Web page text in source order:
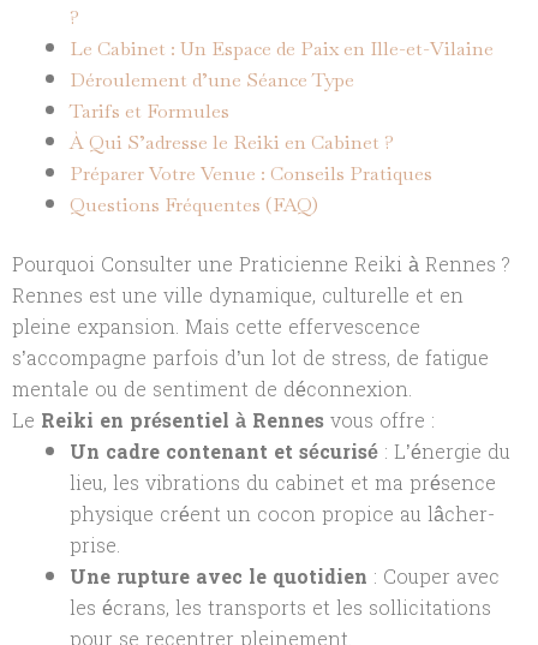
?
Le Cabinet : Un Espace de Paix en Ille-et-Vilaine
Déroulement d’une Séance Type
Tarifs et Formules
À Qui S’adresse le Reiki en Cabinet ?
Préparer Votre Venue : Conseils Pratiques
Questions Fréquentes (FAQ)
Pourquoi Consulter une Praticienne Reiki à Rennes ?
Rennes est une ville dynamique, culturelle et en
pleine expansion. Mais cette effervescence
s’accompagne parfois d’un lot de stress, de fatigue
mentale ou de sentiment de déconnexion.
Le Reiki en présentiel à Rennesvous offre :
Un cadre contenant et sécurisé : L’énergie du
lieu, les vibrations du cabinet et ma présence
physique créent un cocon propice au lâcher-
prise.
Une rupture avec le quotidien : Couper avec
les écrans, les transports et les sollicitations